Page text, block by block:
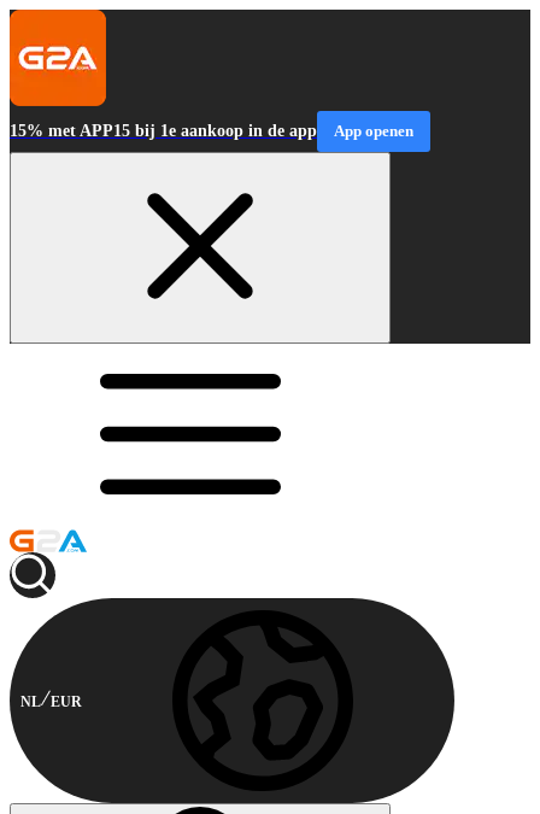
15% met APP15 bij 1e aankoop in de app App openen
NL EUR